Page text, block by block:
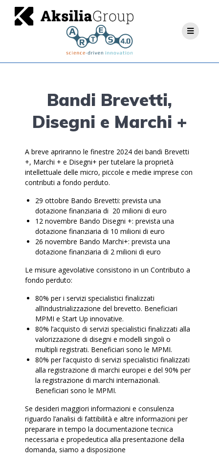
Bandi Brevetti,
Disegni e Marchi +
A breve apriranno le finestre 2024 dei bandi Brevetti
+, Marchi + e Disegni+ per tutelare la proprietà
intellettuale delle micro, piccole e medie imprese con
contributi a fondo perduto.
29 ottobre Bando Brevetti: prevista una
dotazione finanziaria di 20 milioni di euro
12 novembre Bando Disegni +: prevista una
dotazione finanziaria di 10 milioni di euro
26 novembre Bando Marchi+: prevista una
dotazione finanziaria di 2 milioni di euro
Le misure agevolative consistono in un Contributo a
fondo perduto:
80% per i servizi specialistici finalizzati
all’industrializzazione del brevetto. Beneficiari
MPMI e Start Up innovative.
80% l’acquisto di servizi specialistici finalizzati alla
valorizzazione di disegni e modelli singoli o
multipli registrati. Beneficiari sono le MPMI.
80% per l’acquisto di servizi specialistici finalizzati
alla registrazione di marchi europei e del 90% per
la registrazione di marchi internazionali.
Beneficiari sono le MPMI.
Se desideri maggiori informazioni e consulenza
riguardo l’analisi di fattibilità e altre informazioni per
preparare in tempo la documentazione tecnica
necessaria e propedeutica alla presentazione della
domanda, siamo a disposizione